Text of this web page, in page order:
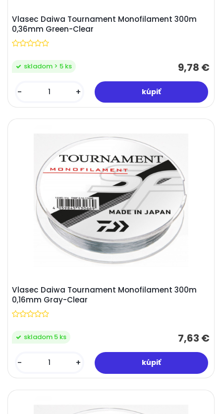
Vlasec Daiwa Tournament Monofilament 300m
0,36mm Green-Clear
9,78 €
skladom > 5 ks
- +
Vlasec Daiwa Tournament Monofilament 300m
0,16mm Gray-Clear
7,63 €
skladom 5 ks
- +